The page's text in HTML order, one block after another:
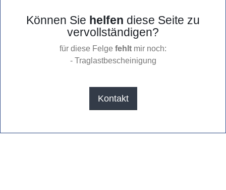
Können Sie helfen diese Seite zu
vervollständigen?
für diese Felge fehlt mir noch:
- Traglastbescheinigung
Kontakt